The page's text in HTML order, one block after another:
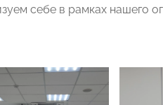
себе в рамках нашего